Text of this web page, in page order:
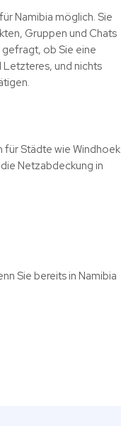
Namibia möglich. Sie
Gruppen und Chats
ob Sie eine
Letzteres, und nichts
für Städte wie Windhoek
Netzabdeckung in
Sie bereits in Namibia